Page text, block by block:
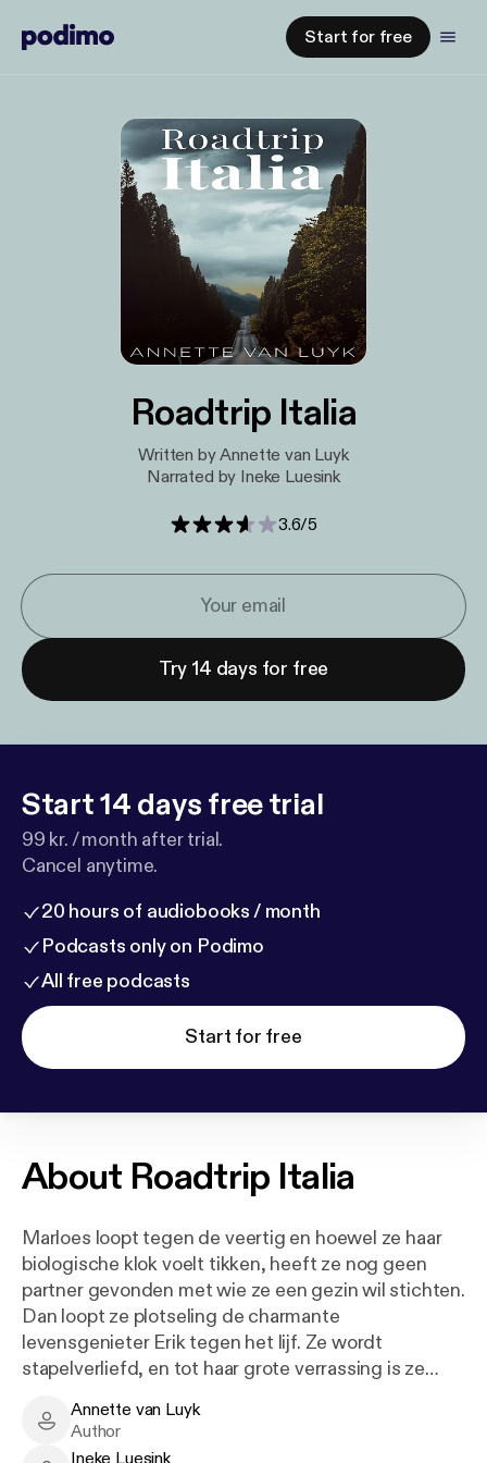
Start for free
Roadtrip Italia
Written by Annette van Luyk
Narrated by Ineke Luesink
3.6/5
Try 14 days for free
Start 14 days free trial
99 kr. / month after trial.
Cancel anytime.
20 hours of audiobooks / month
Podcasts only on Podimo
All free podcasts
Start for free
About Roadtrip Italia
Marloes loopt tegen de veertig en hoewel ze haar
biologische klok voelt tikken, heeft ze nog geen
partner gevonden met wie ze een gezin wil stichten.
Dan loopt ze plotseling de charmante
levensgenieter Erik tegen het lijf. Ze wordt
stapelverliefd, en tot haar grote verrassing is ze
zwangerschap ontdekt ze dat Erik niet altijd even
open en eerlijk tegen haar is, maar ze drukt haar
Annette van Luyk - Author
Annette van Luyk
Author
Ineke Luesink